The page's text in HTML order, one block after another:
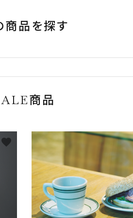
商品を探す
商品
favorite